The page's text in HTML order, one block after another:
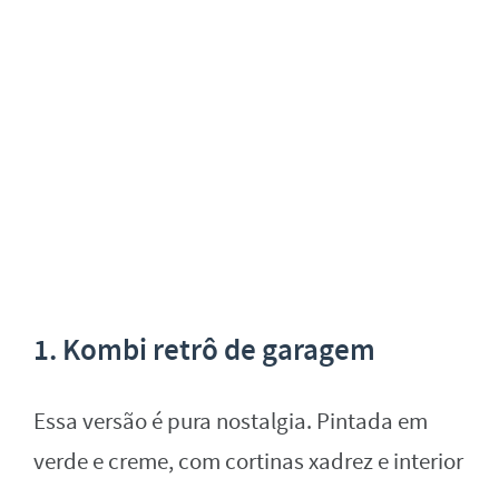
1. Kombi retrô de garagem
Essa versão é pura nostalgia. Pintada em
verde e creme, com cortinas xadrez e interior